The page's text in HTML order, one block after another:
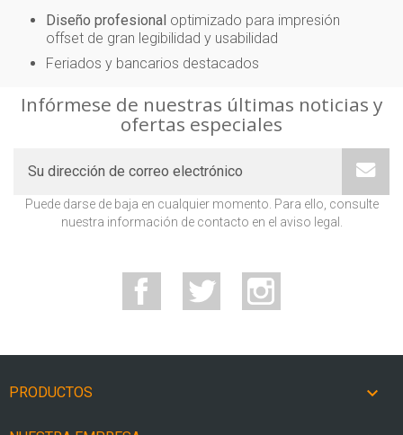
Diseño profesional optimizado para impresión
offset de gran legibilidad y usabilidad
Feriados y bancarios destacados
Infórmese de nuestras últimas noticias y
ofertas especiales
Puede darse de baja en cualquier momento. Para ello, consulte
nuestra información de contacto en el aviso legal.
Facebook Twitter
PRODUCTOS 